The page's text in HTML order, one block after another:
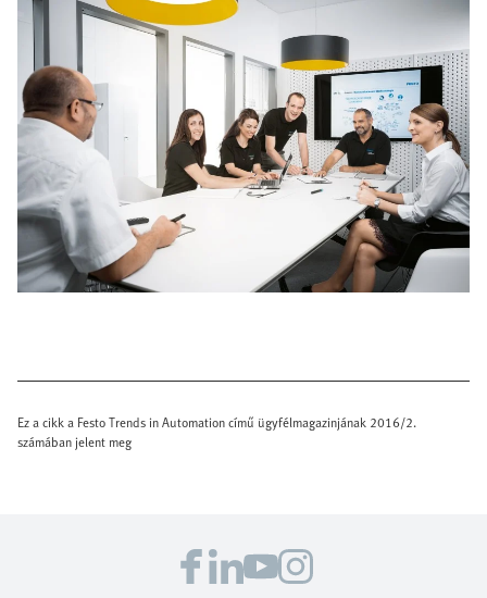
Ez a cikk a Festo Trends in Automation című ügyfélmagazinjának 2016/2.
számában jelent meg